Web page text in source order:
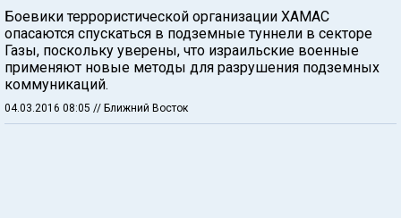
Боевики террористической организации ХАМАС
опасаются спускаться в подземные туннели в секторе
Газы, поскольку уверены, что израильские военные
применяют новые методы для разрушения подземных
коммуникаций.
04.03.2016 08:05 // Ближний Восток